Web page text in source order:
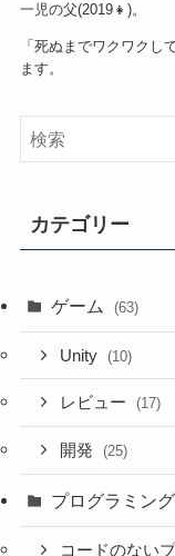
一児の父(2019👧)。
「死ぬまでワクワクし
ます。
カテゴリー
ゲーム (63)
Unity (10)
レビュー (17)
開発 (25)
プログラミング
コードのない